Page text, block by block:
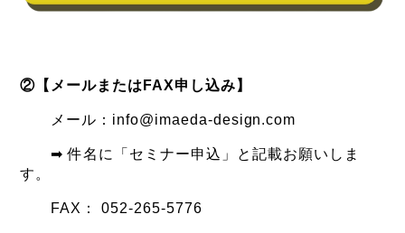
②【メールまたはFAX申し込み】
メール：info@imaeda-design.com
➡ 件名に「セミナー申込」と記載お願いしま
す。
FAX： 052-265-5776